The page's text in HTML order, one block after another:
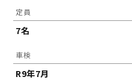
定員
7名
車検
R9年7月